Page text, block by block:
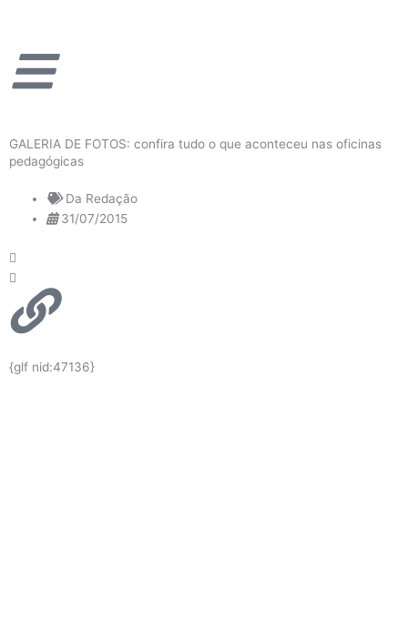
conteúdo
GALERIA DE FOTOS: confira tudo o que aconteceu nas oficinas
pedagógicas
Da Redação
31/07/2015
{glf nid:47136}